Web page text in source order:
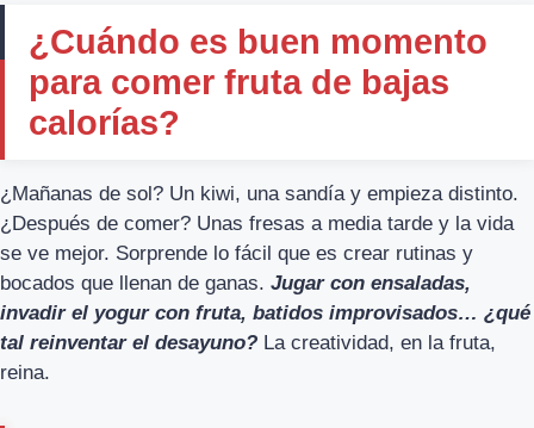
¿Cuándo es buen momento
para comer fruta de bajas
calorías?
¿Mañanas de sol? Un kiwi, una sandía y empieza distinto.
¿Después de comer? Unas fresas a media tarde y la vida
se ve mejor. Sorprende lo fácil que es crear rutinas y
bocados que llenan de ganas. Jugar con ensaladas,
invadir el yogur con fruta, batidos improvisados… ¿qué
tal reinventar el desayuno? La creatividad, en la fruta,
reina.